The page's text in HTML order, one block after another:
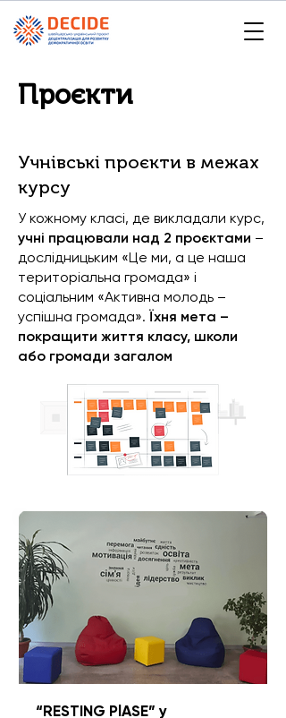
Проєкти
Учнівські проєкти в межах
курсу
У кожному класі, де викладали курс,
учні працювали над 2 проєктами –
дослідницьким «Це ми, а це наша
територіальна громада» і
соціальним «Активна молодь –
успішна громада». Їхня мета –
покращити життя класу, школи
або громади загалом
“RESTING PlASE” у